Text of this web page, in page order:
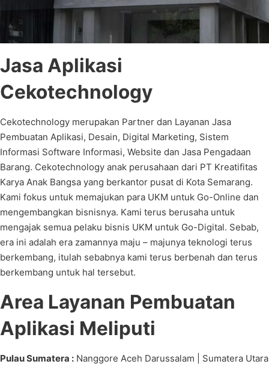
Jasa Aplikasi
Cekotechnology
Cekotechnology merupakan Partner dan Layanan Jasa
Pembuatan Aplikasi, Desain, Digital Marketing, Sistem
Informasi Software Informasi, Website dan Jasa Pengadaan
Barang. Cekotechnology anak perusahaan dari PT Kreatifitas
Karya Anak Bangsa yang berkantor pusat di Kota Semarang.
Kami fokus untuk memajukan para UKM untuk Go-Online dan
mengembangkan bisnisnya. Kami terus berusaha untuk
mengajak semua pelaku bisnis UKM untuk Go-Digital. Sebab,
era ini adalah era zamannya maju – majunya teknologi terus
berkembang, itulah sebabnya kami terus berbenah dan terus
berkembang untuk hal tersebut.
Area Layanan Pembuatan
Aplikasi Meliputi
Pulau Sumatera : Nanggore Aceh Darussalam | Sumatera Utara